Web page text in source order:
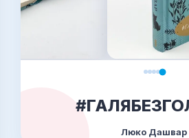
Люко Дашвар